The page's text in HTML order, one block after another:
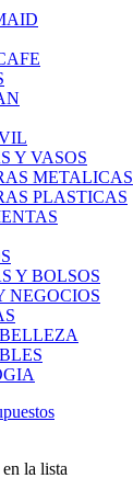
Y VASOS
METALICAS
PLASTICAS
Y BOLSOS
NEGOCIOS
la lista